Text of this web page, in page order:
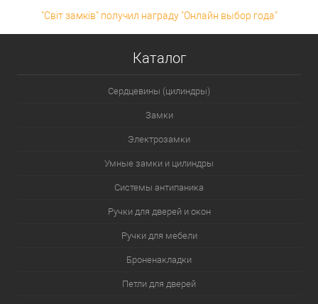
"Світ замків" получил награду "Онлайн выбор года"
Каталог
Сердцевины (цилиндры)
Замки
Электрозамки
Умные замки и цилиндры
Системы антипаника
Ручки для дверей и окон
Ручки для мебели
Броненакладки
Петли для дверей